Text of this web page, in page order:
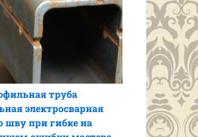
труба
электросварная
шву при гибке на